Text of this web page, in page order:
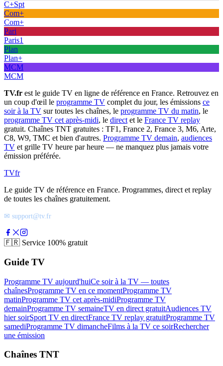
C+Spt
Com+
Com+
Pari
Paris1
Plan
Plan+
MCM
MCM
TV.fr est le guide TV en ligne de référence en France. Retrouvez en
un coup d'œil le programme TV complet du jour, les émissions ce
soir à la TV sur toutes les chaînes, le programme TV du matin, le
programme TV cet après-midi, le direct et le France TV replay
gratuit. Chaînes TNT gratuites : TF1, France 2, France 3, M6, Arte,
C8, W9, TMC et bien d'autres. Programme TV demain, audiences
TV et grille TV heure par heure — ne manquez plus jamais votre
émission préférée.
TVfr
Le guide TV de référence en France. Programmes, direct et replay
de toutes les chaînes gratuitement.
✉ support@tv.fr
🇫🇷 Service 100% gratuit
Guide TV
Programme TV aujourd'huiCe soir à la TV — toutes
chaînesProgramme TV en ce momentProgramme TV
matinProgramme TV cet après-midiProgramme TV
demainProgramme TV semaineTV en direct gratuitAudiences TV
hier soirSport TV en directFrance TV replay gratuitProgramme TV
samediProgramme TV dimancheFilms à la TV ce soirRechercher
une émission
Chaînes TNT